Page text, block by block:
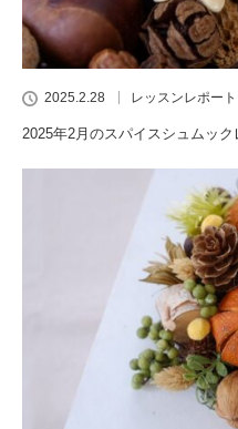
2025.2.28 レッスンレポート
2025年2月のスパイスシュムック